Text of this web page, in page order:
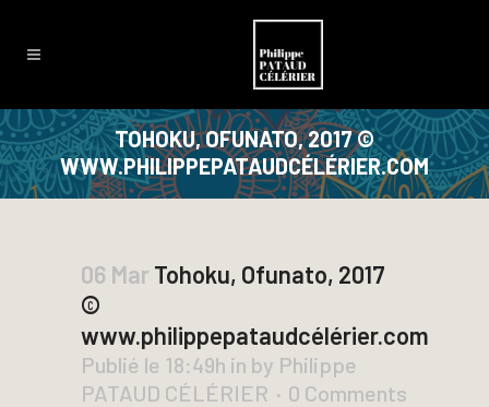
TOHOKU, OFUNATO, 2017 ©
WWW.PHILIPPEPATAUDCÉLÉRIER.COM
06 Mar Tohoku, Ofunato, 2017
©
www.philippepataudcélérier.com
Publié le 18:49h in by Philippe
PATAUD CÉLÉRIER
0 Comments